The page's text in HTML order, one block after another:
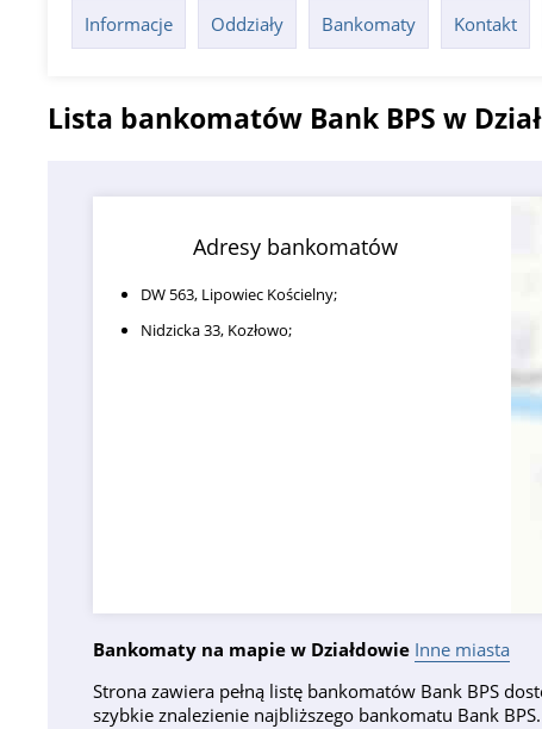
Informacje Oddziały Bankomaty Kontakt
Lista bankomatów Bank BPS w
Adresy bankomatów
DW 563, Lipowiec Kościelny;
Nidzicka 33, Kozłowo;
Bankomaty na mapie w Działdowie Inne miasta
Strona zawiera pełną listę bankomatów Bank BPS
szybkie znalezienie najbliższego bankomatu Bank